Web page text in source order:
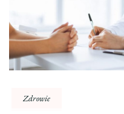
Zdrowie